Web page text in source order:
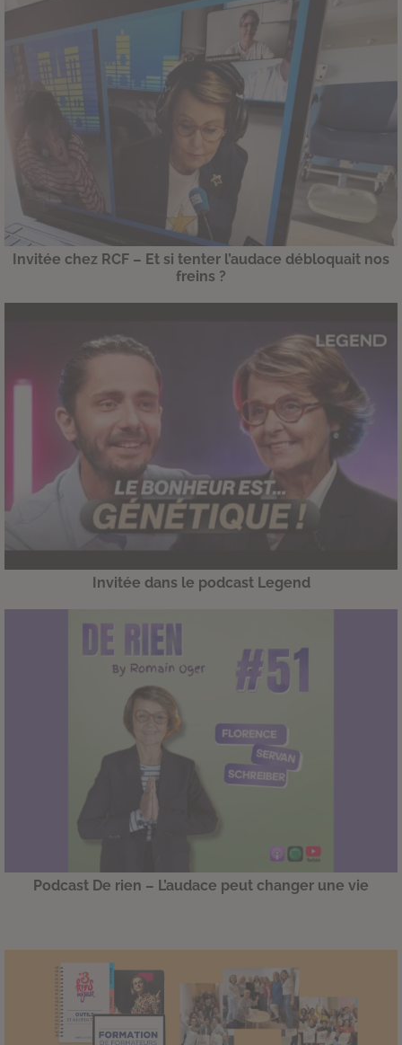
Invitée chez RCF – Et si tenter l’audace débloquait nos
freins ?
Invitée dans le podcast Legend
Podcast De rien – L’audace peut changer une vie